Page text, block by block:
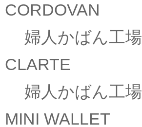
CORDOVAN
婦人かばん工場
CLARTE
婦人かばん工場
MINI WALLET